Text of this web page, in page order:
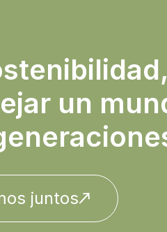
un
juntos